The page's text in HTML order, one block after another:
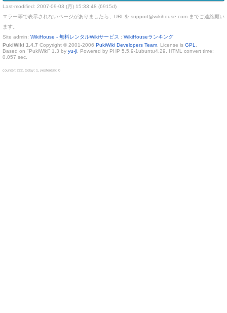
Last-modified: 2007-09-03 (月) 15:33:48 (6915d)
エラー等で表示されないページがありましたら、URLを support@wikihouse.com までご連絡願い
ます。
Site admin: WikiHouse - 無料レンタルWikiサービス : WikiHouseランキング
PukiWiki 1.4.7 Copyright © 2001-2006 PukiWiki Developers Team . License is GPL
Based on "PukiWiki" 1.3 by yu-ji . Powered by PHP 5.5.9-1ubuntu4.29. HTML convert time:
0.057 sec.
counter: 222, today: 1, yesterday: 0